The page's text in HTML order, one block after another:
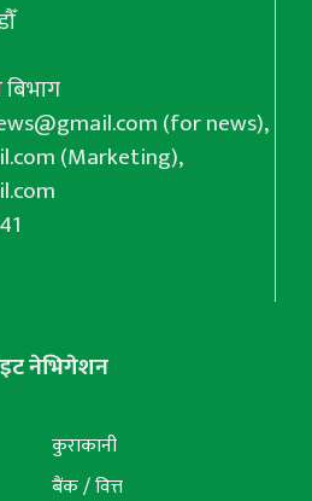
(for news),
(Marketing),
नेभिगेशन
कुराकानी
बैंक / वित्त